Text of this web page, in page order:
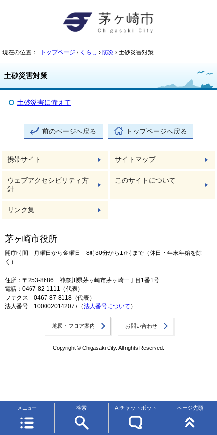
現在の位置： トップページ › くらし › 防災 › 土砂災害対策
土砂災害対策
土砂災害に備えて
前のページへ戻る トップページへ戻る
メニュー 検索 AIチャットボット ページ先頭
携帯サイト サイトマップ
ウェブアクセシビリティ方
針
このサイトについて
リンク集
茅ヶ崎市役所
開庁時間：月曜日から金曜日 8時30分から17時まで（休日・年末年始を除
く）
住所：〒253-8686 神奈川県茅ヶ崎市茅ヶ崎一丁目1番1号
電話：0467-82-1111（代表）
ファクス：0467-87-8118（代表）
法人番号：1000020142077（法人番号について ）
地図・フロア案内 お問い合わせ
Copyright © Chigasaki City. All rights Reserved.